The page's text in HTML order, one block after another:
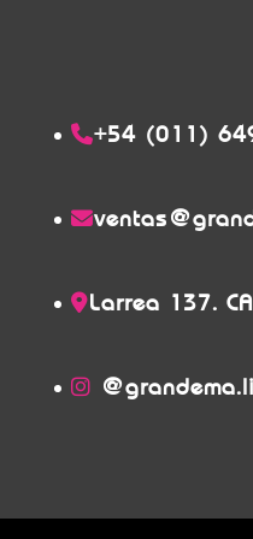
+54 (011)
Larrea 137.